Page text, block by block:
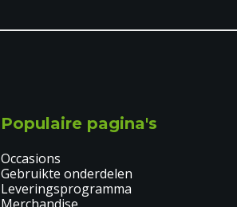
Populaire pagina's
Occasions
Gebruikte onderdelen
Leveringsprogramma